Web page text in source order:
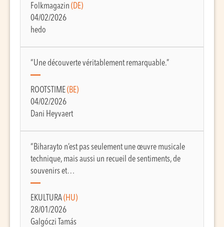
Folkmagazin (DE)
04/02/2026
hedo
“Une découverte véritablement remarquable.”
ROOTSTIME(BE)
04/02/2026
Dani Heyvaert
“Biharayto n’est pas seulement une œuvre musicale
technique, mais aussi un recueil de sentiments, de
souvenirs et…
EKULTURA(HU)
28/01/2026
Galgóczi Tamás